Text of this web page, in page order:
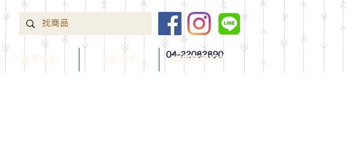
04-22082890
關於我們 夢想精選好文